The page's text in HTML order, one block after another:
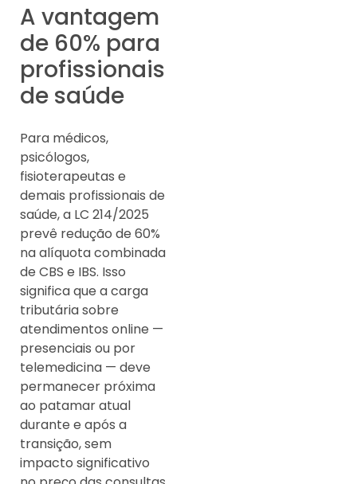
A vantagem
de 60% para
profissionais
de saúde
Para médicos,
psicólogos,
fisioterapeutas e
demais profissionais de
saúde, a LC 214/2025
prevê redução de 60%
na alíquota combinada
de CBS e IBS. Isso
significa que a carga
tributária sobre
atendimentos online —
presenciais ou por
telemedicina — deve
permanecer próxima
ao patamar atual
durante e após a
transição, sem
impacto significativo